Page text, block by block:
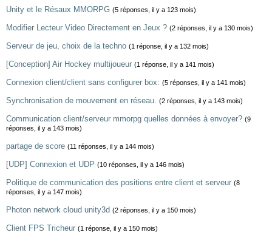
Unity et le Résaux MMORPG (5 réponses, il y a 123 mois)
Modifier Lecteur Video Directement en Jeux ? (2 réponses, il y a 130 mois)
Serveur de jeu, choix de la techno (1 réponse, il y a 132 mois)
[Conception] Air Hockey multijoueur (1 réponse, il y a 141 mois)
Connexion client/client sans configurer box: (5 réponses, il y a 141 mois)
Synchronisation de mouvement en réseau. (2 réponses, il y a 143 mois)
Communication client/serveur mmorpg quelles données à envoyer? (9
réponses, il y a 143 mois)
partage de score (11 réponses, il y a 144 mois)
[UDP] Connexion et UDP (10 réponses, il y a 146 mois)
Politique de communication des positions entre client et serveur (8
réponses, il y a 147 mois)
Photon network cloud unity3d (2 réponses, il y a 150 mois)
Client FPS Tricheur (1 réponse, il y a 150 mois)